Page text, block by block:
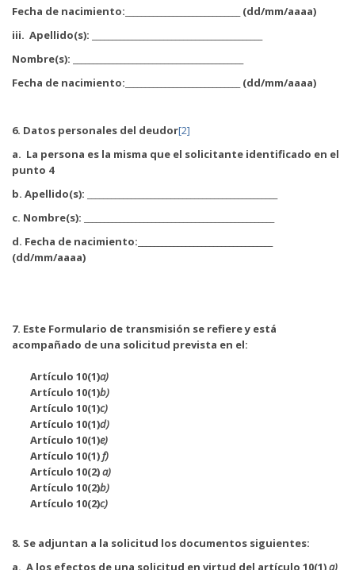
Fecha de nacimiento:_____________________________ (dd/mm/aaaa)
iii. Apellido(s): ___________________________________________
Nombre(s): ___________________________________________
Fecha de nacimiento:_____________________________ (dd/mm/aaaa)
6. Datos personales del deudor[2]
a. La persona es la misma que el solicitante identificado en el
punto 4
b. Apellido(s): ________________________________________________
c. Nombre(s): ________________________________________________
d. Fecha de nacimiento:__________________________________
(dd/mm/aaaa)
7. Este Formulario de transmisión se refiere y está
acompañado de una solicitud prevista en el:
Artículo 10(1)a)
Artículo 10(1)b)
Artículo 10(1)c)
Artículo 10(1)d)
Artículo 10(1)e)
Artículo 10(1)f)
Artículo 10(2)a)
Artículo 10(2)b)
Artículo 10(2)c)
8. Se adjuntan a la solicitud los documentos siguientes:
a. A los efectos de una solicitud en virtud del artículo 10(1)a)